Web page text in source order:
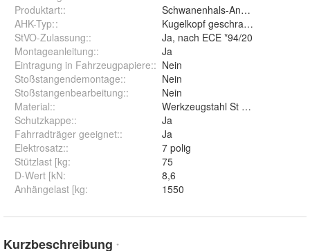
Produktart::
Schwanenhals-Anhängerkupplun
AHK-Typ::
Kugelkopf geschraubt (starr)
StVO-Zulassung::
Ja, nach ECE *94/20
Montageanleitung::
Ja
Eintragung in Fahrzeugpapiere:: Nein
Stoßstangendemontage::
Nein
Stoßstangenbearbeitung::
Nein
Material::
Werkzeugstahl St 52-3
Schutzkappe::
Ja
Fahrradträger geeignet::
Ja
Elektrosatz::
7 polig
Stützlast [kg:
75
D-Wert [kN:
8,6
Anhängelast [kg: 1550
Kurzbeschreibung *